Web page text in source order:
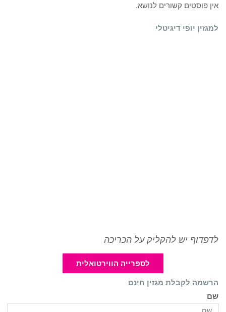
אין פוסטים קשורים לנושא.
למגזין יופי דיגיטלי
לדפדוף יש להקליק על הכריכה
לספרייה הווירטואלית
הרשמה לקבלת מגזין חינם
שם